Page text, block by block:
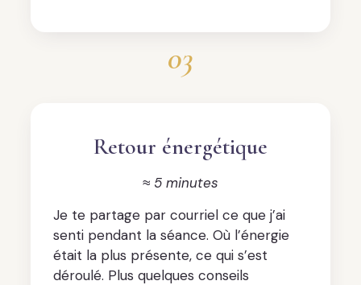
03
Retour énergétique
≈ 5 minutes
Je te partage par courriel ce que j’ai
senti pendant la séance. Où l’énergie
était la plus présente, ce qui s’est
déroulé. Plus quelques conseils